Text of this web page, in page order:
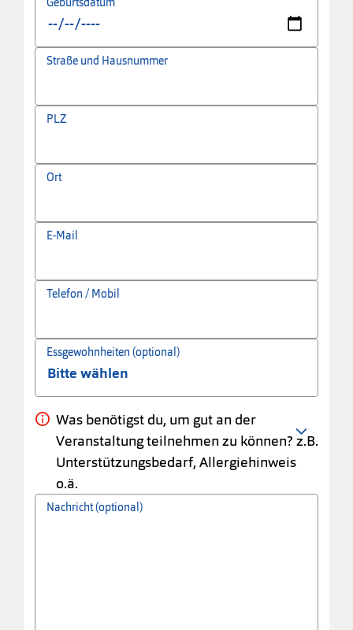
Straße und Hausnummer
PLZ
Ort
E-Mail
Telefon / Mobil
Essgewohnheiten (optional)
Was benötigst du, um gut an der
Veranstaltung teilnehmen zu können? z.B.
Unterstützungsbedarf, Allergiehinweis
o.ä.
Nachricht (optional)